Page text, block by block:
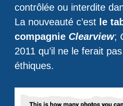
contrôlée ou interdite
La nouveauté c’est le
compagnie Clearview;
2011 qu’il ne le ferait
éthiques.